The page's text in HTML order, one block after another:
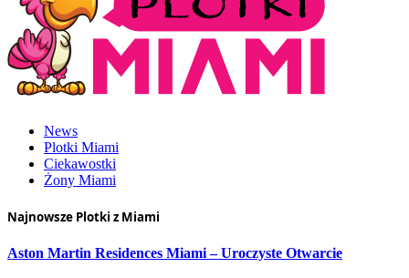
News
Plotki Miami
Ciekawostki
Żony Miami
Najnowsze Plotki z Miami
Aston Martin Residences Miami – Uroczyste Otwarcie